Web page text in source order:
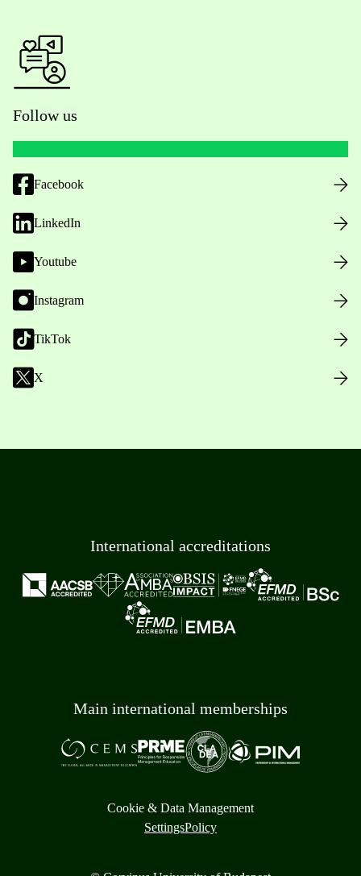
Follow us
Facebook
LinkedIn
Youtube
Instagram
TikTok
X
International accreditations
Main international memberships
Cookie & Data Management
SettingsPolicy